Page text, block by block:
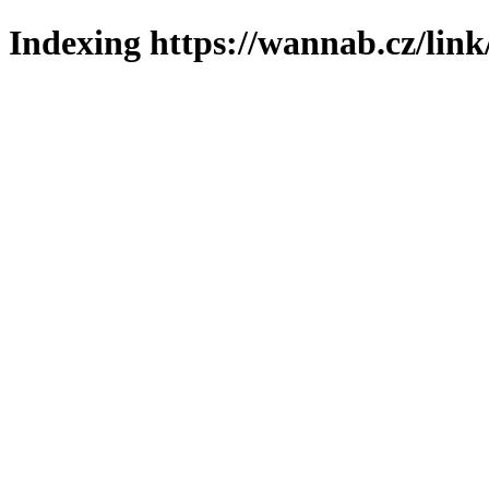
Indexing https://wannab.cz/